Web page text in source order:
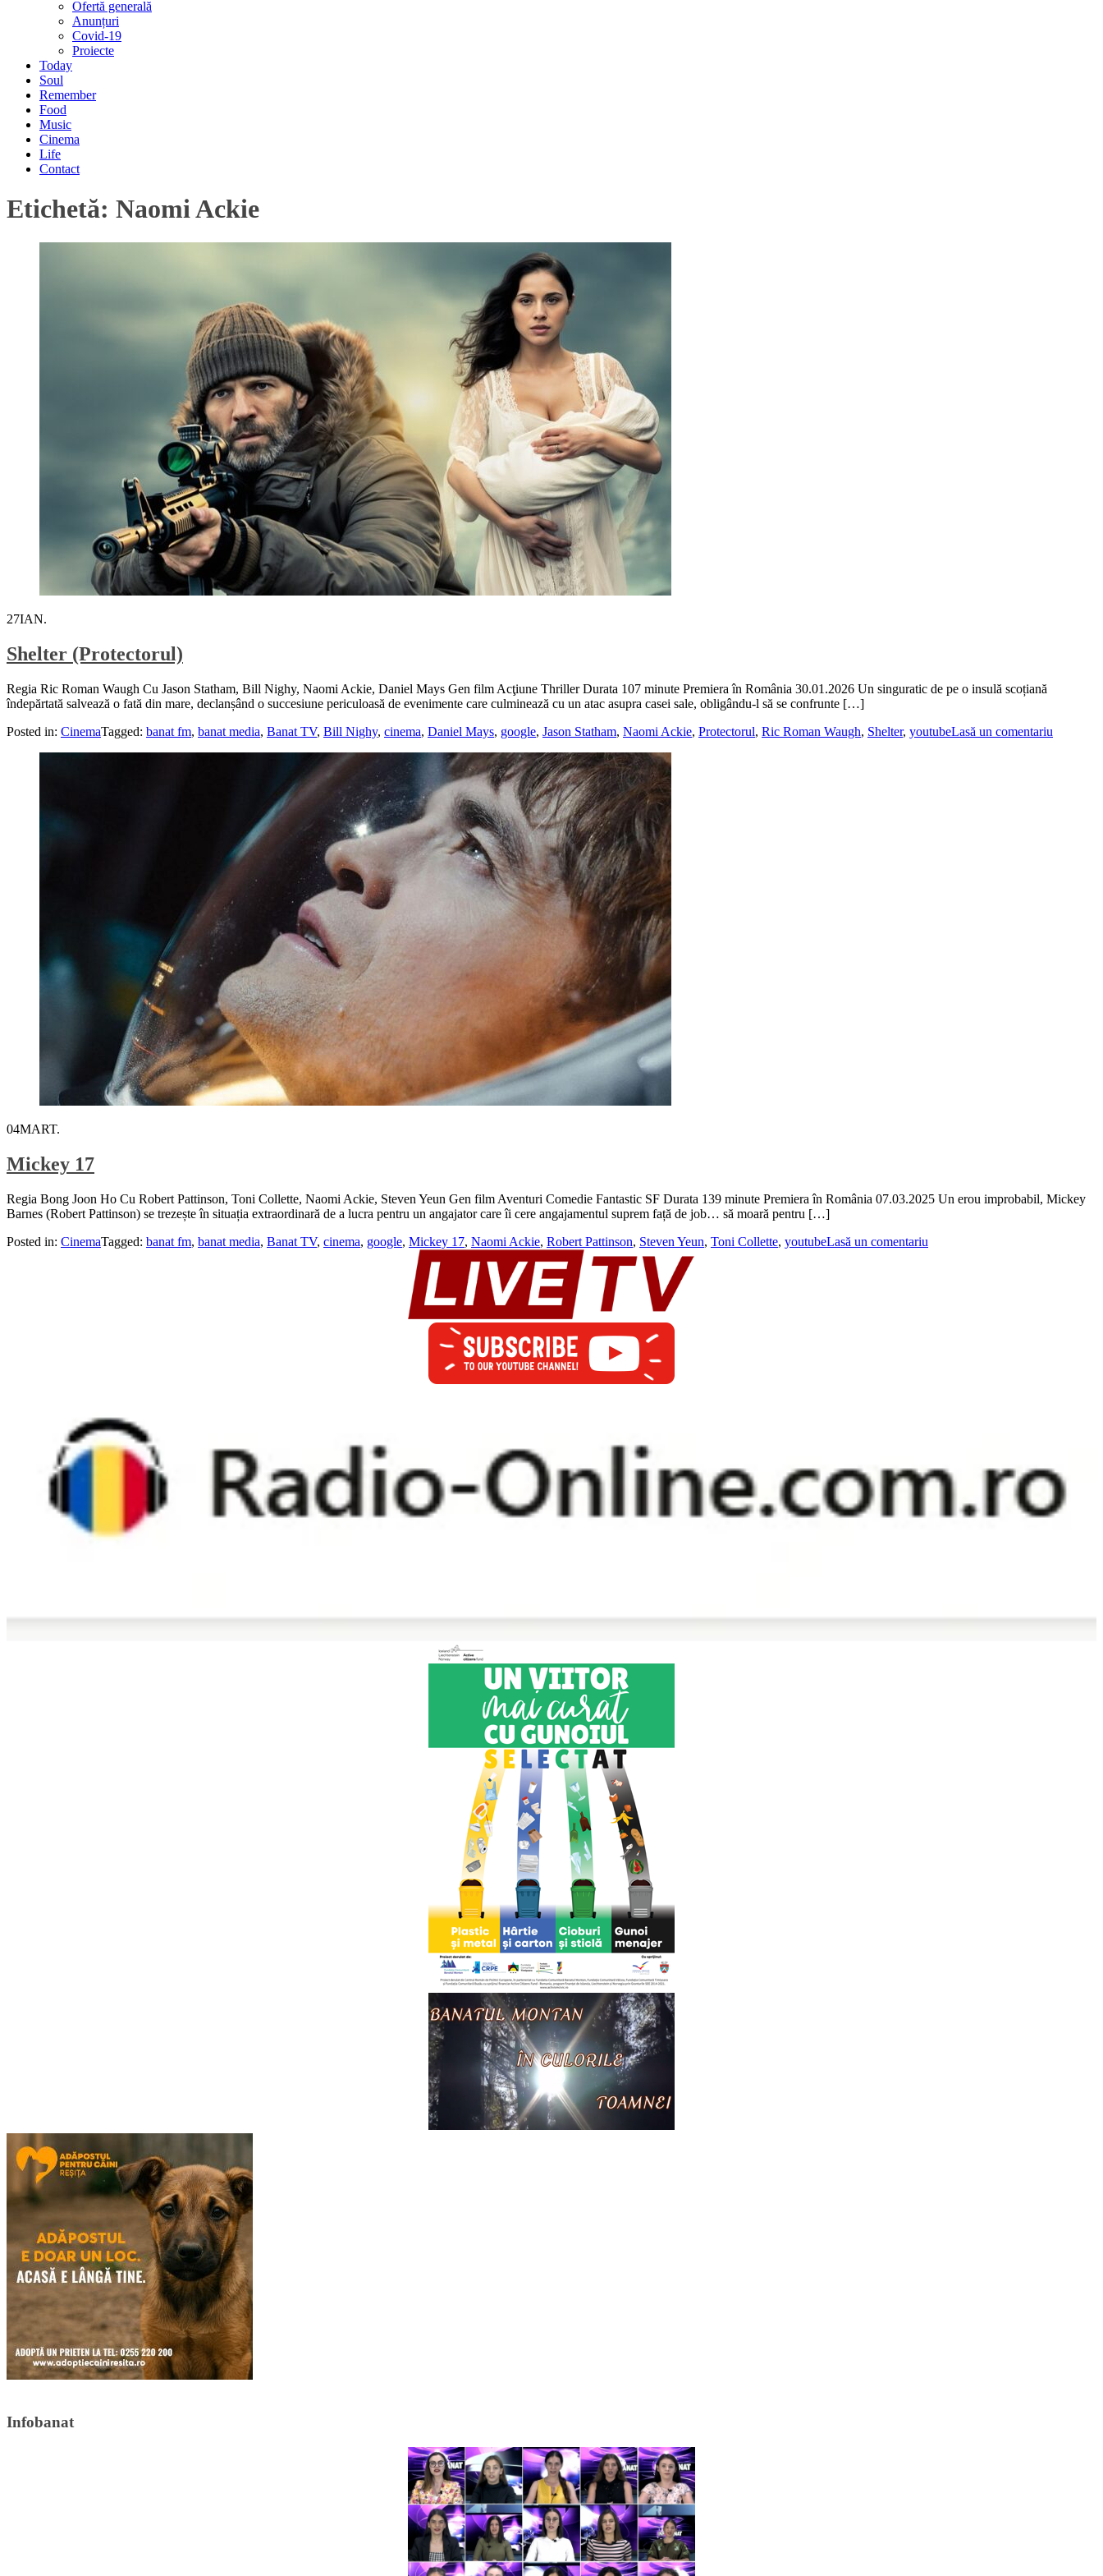
Ofertă generală
Anunțuri
Covid-19
Proiecte
Today
Soul
Remember
Food
Music
Cinema
Life
Contact
Etichetă: Naomi Ackie
27IAN.
Shelter (Protectorul)
Regia Ric Roman Waugh Cu Jason Statham, Bill Nighy, Naomi Ackie, Daniel Mays Gen film Acţiune Thriller Durata 107 minute Premiera în România 30.01.2026 Un singuratic de pe o insulă scoțiană
îndepărtată salvează o fată din mare, declanșând o succesiune periculoasă de evenimente care culminează cu un atac asupra casei sale, obligându-l să se confrunte […]
Posted in: CinemaTagged: banat fm, banat media, Banat TV, Bill Nighy, cinema, Daniel Mays, google, Jason Statham, Naomi Ackie, Protectorul, Ric Roman Waugh, Shelter, youtubeLasă un comentariu
04MART.
Mickey 17
Regia Bong Joon Ho Cu Robert Pattinson, Toni Collette, Naomi Ackie, Steven Yeun Gen film Aventuri Comedie Fantastic SF Durata 139 minute Premiera în România 07.03.2025 Un erou improbabil, Mickey
Barnes (Robert Pattinson) se trezește în situația extraordinară de a lucra pentru un angajator care îi cere angajamentul suprem față de job… să moară pentru […]
Posted in: CinemaTagged: banat fm, banat media, Banat TV, cinema, google, Mickey 17, Naomi Ackie, Robert Pattinson, Steven Yeun, Toni Collette, youtubeLasă un comentariu
Infobanat